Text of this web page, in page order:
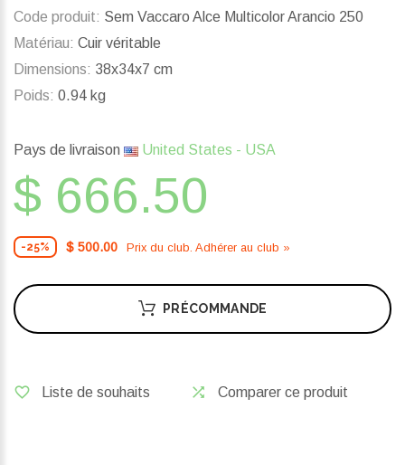
Code produit: Sem Vaccaro Alce Multicolor Arancio 250
Matériau: Cuir véritable
Dimensions: 38x34x7 cm
Poids: 0.94 kg
Pays de livraison United States - USA
$ 666.50
-25% $ 500.00 Prix ​​du club. Adhérer au club »
PRÉCOMMANDE
Liste de souhaits Comparer ce produit